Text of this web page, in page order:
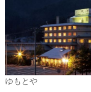
ゆもとや